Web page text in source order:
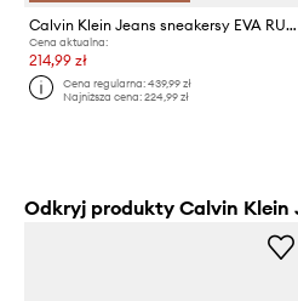
Calvin Klein Jeans sneakersy EVA RUNNER MIX MESH
Cena aktualna:
214,99 zł
Cena regularna:439,99 zł
Najniższa cena:224,99 zł
Odkryj produkty Calvin Klein